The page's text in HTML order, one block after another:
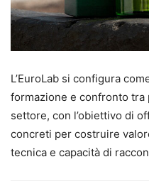
L’EuroLab si configura
formazione e confronto
settore, con l’obiettivo di
concreti per costruire
tecnica e capacità di